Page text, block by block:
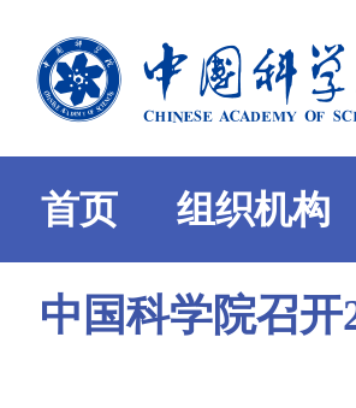
首页 组织机构
中国科学院召